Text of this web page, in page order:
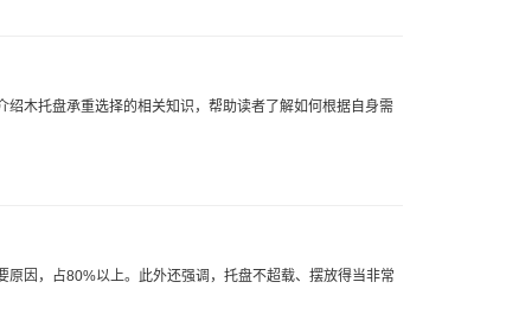
木托盘承重选择的相关知识，帮助读者了解如何根据自身需
因，占80%以上。此外还强调，托盘不超载、摆放得当非常